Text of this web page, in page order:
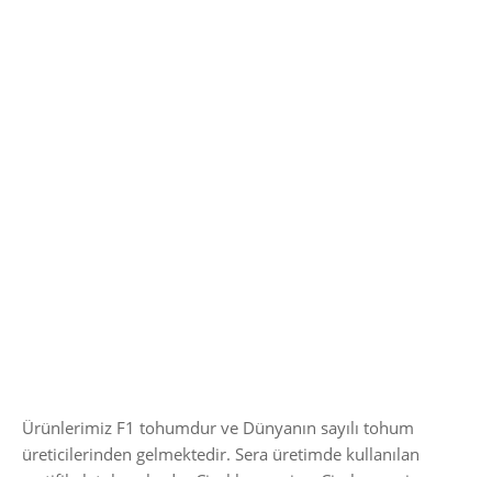
Ürünlerimiz F1 tohumdur ve Dünyanın sayılı tohum
üreticilerinden gelmektedir. Sera üretimde kullanılan